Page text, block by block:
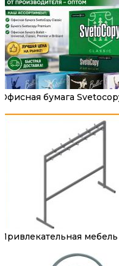
Офисная бумага
Привлекательная мебель